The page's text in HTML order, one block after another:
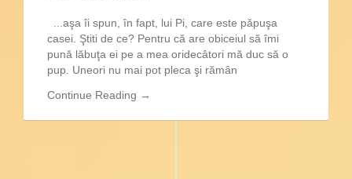
...aşa îi spun, în fapt, lui Pi, care este păpuşa
casei. Ştiti de ce? Pentru că are obiceiul să îmi
pună lăbuţa ei pe a mea oridecâtori mă duc să o
pup. Uneori nu mai pot pleca şi rămân
Continue Reading →